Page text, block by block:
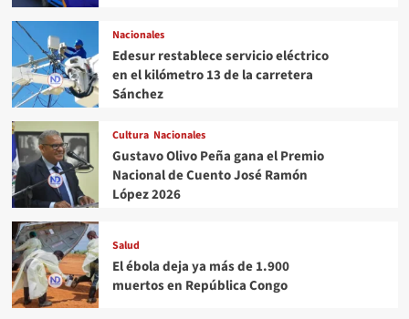
Nacionales
Edesur restablece servicio eléctrico
en el kilómetro 13 de la carretera
Sánchez
Cultura Nacionales
Gustavo Olivo Peña gana el Premio
Nacional de Cuento José Ramón
López 2026
Salud
El ébola deja ya más de 1.900
muertos en República Congo